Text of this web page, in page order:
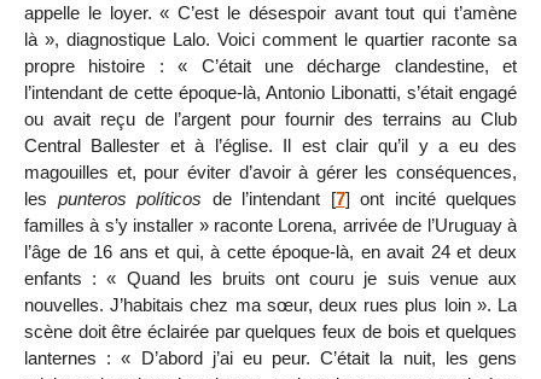
appelle le loyer. « C’est le désespoir avant tout qui t’amène
là », diagnostique Lalo. Voici comment le quartier raconte sa
propre histoire : « C’était une décharge clandestine, et
l’intendant de cette époque-là, Antonio Libonatti, s’était engagé
ou avait reçu de l’argent pour fournir des terrains au Club
Central Ballester et à l’église. Il est clair qu’il y a eu des
magouilles et, pour éviter d’avoir à gérer les conséquences,
les punteros políticos de l’intendant [7] ont incité quelques
familles à s’y installer » raconte Lorena, arrivée de l’Uruguay à
l’âge de 16 ans et qui, à cette époque-là, en avait 24 et deux
enfants : « Quand les bruits ont couru je suis venue aux
nouvelles. J’habitais chez ma sœur, deux rues plus loin ». La
scène doit être éclairée par quelques feux de bois et quelques
lanternes : « D’abord j’ai eu peur. C’était la nuit, les gens